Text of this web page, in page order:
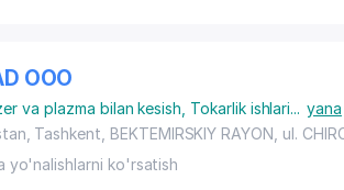
ООО
va plazma bilan kesish Tokarlik ishlari... yana
Tashkent BEKTEMIRSKIY RAYON , ul.
yo'nalishlarni ko'rsatish